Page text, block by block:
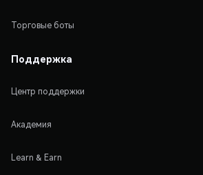
Торговые боты
Поддержка
Центр поддержки
Академия
Learn & Earn